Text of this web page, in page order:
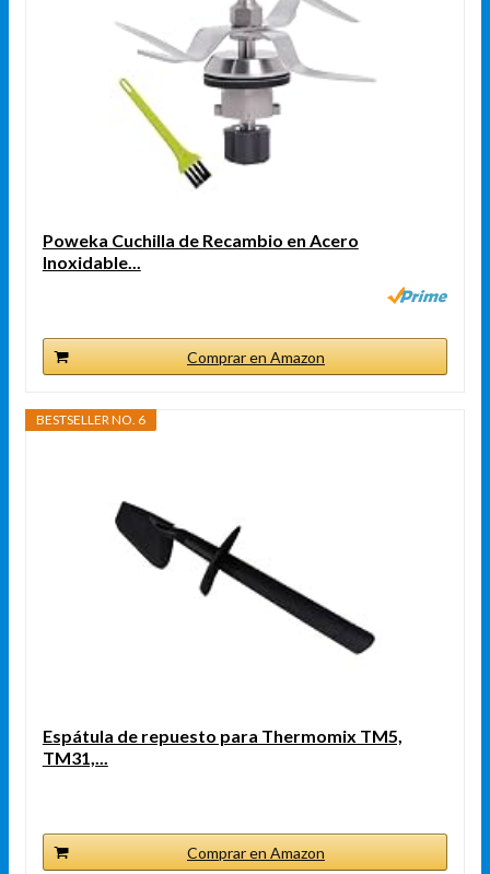
Poweka Cuchilla de Recambio en Acero
Inoxidable...
Comprar en Amazon
BESTSELLER NO. 6
Espátula de repuesto para Thermomix TM5,
TM31,...
Comprar en Amazon